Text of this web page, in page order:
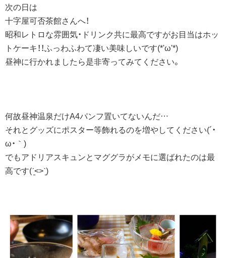
次の日は
十字屋可否茶館さんへ！
昭和レトロな雰囲気・ドリンク共に最高ですがお目当はホッ
トケーキ！！ふっわふわて凄い美味しいです(*'ω'*)
昼神に行かれましたら是非寄ってみてください。
何故昼神温泉だけA4パンフ置いてないんだ…
それとグッズにポスター等飾れるのを増やしてください(´・
ω・｀)
でもアドリアスキュンとマググラがメモに選ばれたのは最
高です(ˊ̱˂˃ˋ̱)